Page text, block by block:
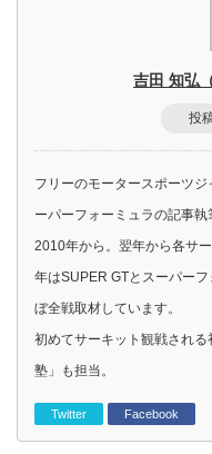
吉田 知弘
投
フリーのモータースポーツ
ーパーフォーミュラの記事
2010年から。翌年から各サ
年はSUPER GTとスーパー
ぼ全戦取材しています。
初めてサーキット観戦され
塾」も担当。
Twitter Facebook